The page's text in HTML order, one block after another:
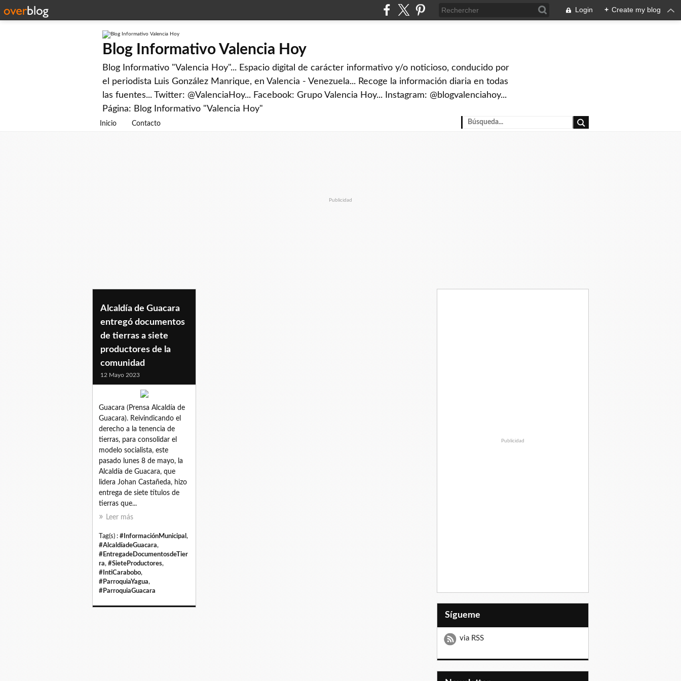
Login + Create my blog
Blog Informativo Valencia Hoy
Blog Informativo "Valencia Hoy"... Espacio digital de carácter informativo y/o noticioso, conducido por
el periodista Luis González Manrique, en Valencia - Venezuela... Recoge la información diaria en todas
las fuentes... Twitter: @ValenciaHoy... Facebook: Grupo Valencia Hoy... Instagram: @blogvalenciahoy...
Página: Blog Informativo "Valencia Hoy"
Inicio Contacto
Publicidad
inticarabobo
Alcaldía de Guacara
entregó documentos
de tierras a siete
productores de la
comunidad
12 Mayo 2023
Guacara (Prensa Alcaldía de
Guacara). Reivindicando el
derecho a la tenencia de
tierras, para consolidar el
modelo socialista, este
pasado lunes 8 de mayo, la
Alcaldía de Guacara, que
lidera Johan Castañeda, hizo
entrega de siete títulos de
tierras que...
Leer más
Tag(s) : #InformaciónMunicipal ,
#AlcaldíadeGuacara,
#EntregadeDocumentosdeTier
ra, #SieteProductores,
#IntiCarabobo,
#ParroquiaYagua,
#ParroquiaGuacara
Publicidad
Sígueme
via RSS